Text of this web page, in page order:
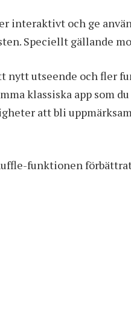
interaktivt och ge
Speciellt gällande
nytt utseende och fler
klassiska app som
att bli
funktionen